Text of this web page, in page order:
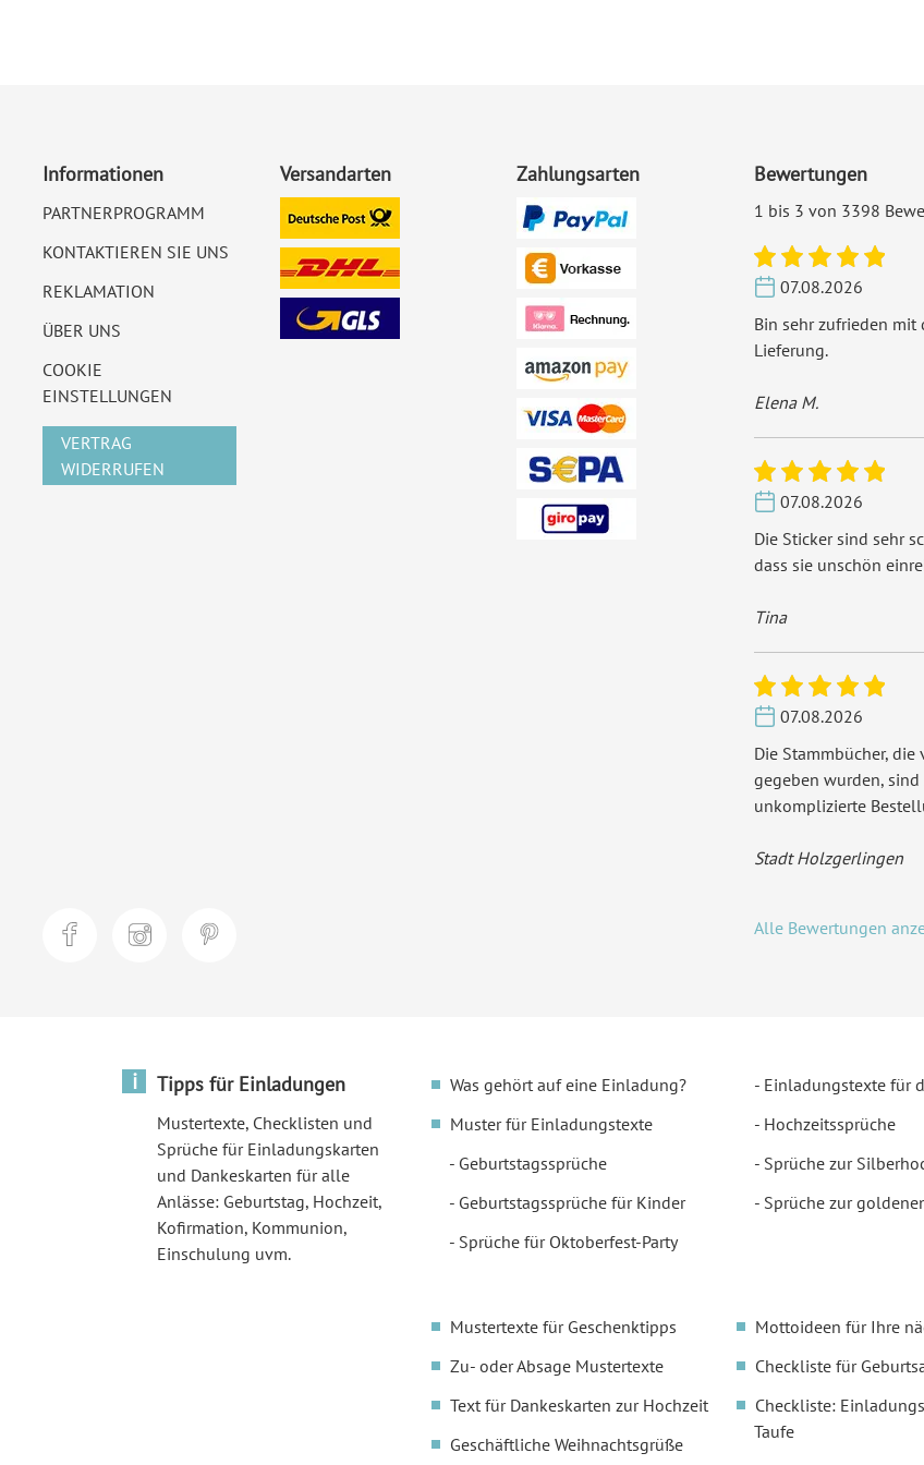
Informationen
PARTNERPROGRAMM
KONTAKTIEREN SIE UNS
REKLAMATION
ÜBER UNS
COOKIE
EINSTELLUNGEN
VERTRAG
WIDERRUFEN
Versandarten Zahlungsarten Bewertungen
1 bis 3 von 3398
07.08.2026
Bin sehr zufrieden mit
Lieferung.
Elena M.
07.08.2026
Die Sticker sind sehr
dass sie unschön
Tina
07.08.2026
Die Stammbücher,
gegeben wurden,
unkomplizierte
Stadt Holzgerlingen
Alle Bewertungen
i Tipps für Einladungen
Mustertexte, Checklisten und
Sprüche für Einladungskarten
und Dankeskarten für alle
Anlässe: Geburtstag, Hochzeit,
Kofirmation, Kommunion,
Einschulung uvm.
Was gehört auf eine Einladung?
Muster für Einladungstexte
Geburtstagssprüche
Geburtstagssprüche für Kinder
Sprüche für Oktoberfest-Party
Einladungstexte für
Hochzeitssprüche
Sprüche zur
Sprüche zur
Mustertexte für Geschenktipps
Zu- oder Absage Mustertexte
Text für Dankeskarten zur Hochzeit
Geschäftliche Weihnachtsgrüße
Mottoideen für Ihre
Checkliste für
Checkliste:
Taufe